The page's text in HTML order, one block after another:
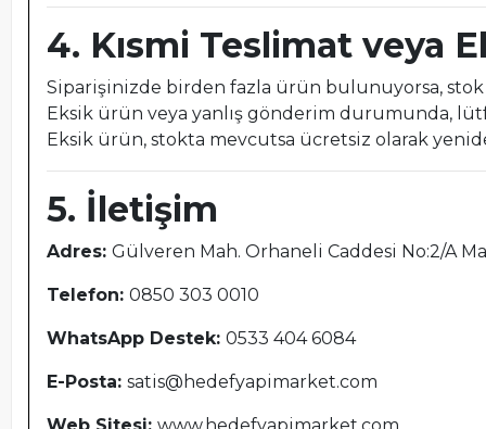
4. Kısmi Teslimat veya
Siparişinizde birden fazla ürün bulunuyorsa,
Eksik ürün veya yanlış gönderim durumunda,
Eksik ürün, stokta mevcutsa ücretsiz olarak
5. İletişim
Adres: Gülveren Mah. Orhaneli Caddesi No:2/A
Telefon: 0850 303 0010
WhatsApp Destek: 0533 404 6084
E-Posta: satis@hedefyapimarket.com